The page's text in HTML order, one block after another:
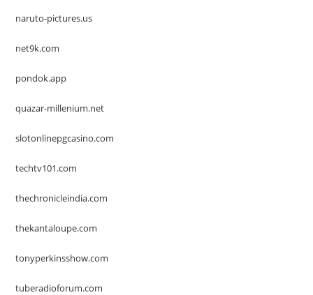
naruto-pictures.us
net9k.com
pondok.app
quazar-millenium.net
slotonlinepgcasino.com
techtv101.com
thechronicleindia.com
thekantaloupe.com
tonyperkinsshow.com
tuberadioforum.com